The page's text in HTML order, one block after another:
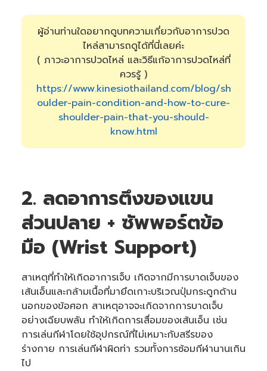
ผู้อ่านท่านใดอยากดูบทความเกี่ยวกับอาการปวด
ไหล่สามารถดูได้ที่นี่เลยค่ะ
( ภาวะอาการปวดไหล่ และวิธีแก้อาการปวดไหล่ที่
ควรรู้ )
https://www.kinesiothailand.com/blog/sh
oulder-pain-condition-and-how-to-cure-
shoulder-pain-that-you-should-
know.html
2. ลดอาการตึงของแขน
ส่วนปลาย + ซัพพอร์ตข้อ
มือ (Wrist Support)
สาเหตุที่ทำให้เกิดอาการเจ็บ เกิดจากมีการบาดเจ็บของ
เส้นเอ็นและกล้ามเนื้อที่มายึดเกาะบริเวณปุ่มกระดูกด้าน
นอกของข้อศอก สาเหตุอาจจะเกิดจากการบาดเจ็บ
อย่างเฉียบพลัน ทำให้เกิดการเสื่อมของเส้นเอ็น เช่น
การเล่นกีฬาโดยใช้อุปกรณ์ที่ไม่เหมาะกับสรีรของ
ร่างกาย การเล่นกีฬาผิดท่า รวมทั้งการซ้อมกีฬานานเกิน
ไป